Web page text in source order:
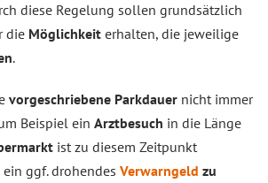
diese Regelung sollen grundsätzlich
die Möglichkeit erhalten, die jeweilige
.
vorgeschriebene Parkdauer nicht immer
Beispiel ein Arztbesuch in die Länge
ist zu diesem Zeitpunkt
ggf. drohendes Verwarngeld zu